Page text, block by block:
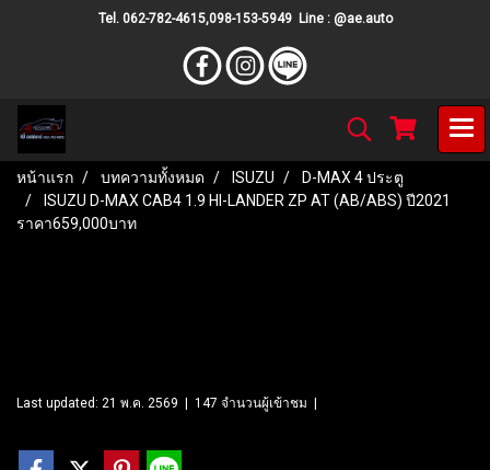
Tel. 062-782-4615,098-153-5949 Line : @ae.auto
หน้าแรก บทความทั้งหมด ISUZU
D-MAX 4 ประตู
ISUZU D-MAX CAB4 1.9 HI-LANDER ZP AT (AB/ABS) ปี2021
ราคา659,000บาท
Last updated: 21 พ.ค. 2569 147 จำนวนผู้เข้าชม